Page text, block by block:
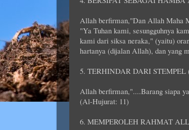
Allah berfirman,"Dan Allah Maha
"Ya Tuhan kami, sesungguhnya
kami dari siksa neraka," (yaitu)
hartanya (dijalan Allah), dan yang
5. TERHINDAR DARI
Allah berfirman,"....Barang siapa
(Al-Hujurat: 11)
6. MEMPEROLEH RAHMAT